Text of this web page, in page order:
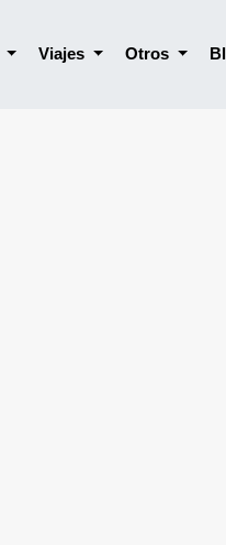
Viajes Otros